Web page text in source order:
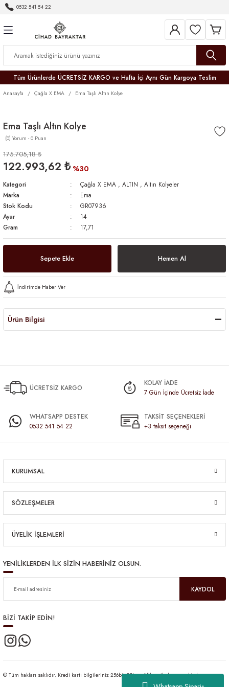
0532 541 54 22
Tüm Ürünlerde ÜCRETSİZ KARGO ve Hafta İçi Aynı Gün Kargoya Teslim
Anasayfa Çağla X EMA Ema Taşlı Altın Kolye
Ema Taşlı Altın Kolye
(0) Yorum - 0 Puan
175.705,18 ₺
122.993,62 ₺ %30
Kategori Çağla X EMA , ALTIN , Altın Kolyeler
Marka
Ema
Stok Kodu
GR07936
Ayar
14
Gram
17,71
Sepete Ekle Hemen Al
İndirimde Haber Ver
Ürün Bilgisi
ÜCRETSİZ KARGO
KOLAY İADE
7 Gün İçinde Ücretsiz İade
WHATSAPP DESTEK
0532 541 54 22
TAKSİT SEÇENEKLERİ
+3 taksit seçeneği
KURUMSAL
SÖZLEŞMELER
ÜYELİK İŞLEMLERİ
YENİLİKLERDEN İLK SİZİN HABERİNİZ OLSUN.
KAYDOL
BİZİ TAKİP EDİN!
© Tüm hakları saklıdır. Kredi kartı bilgileriniz 256bit SSL sertifikası ile korunmaktadır.